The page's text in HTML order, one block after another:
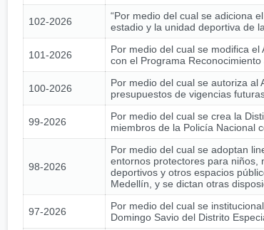
102-2026
“Por medio del cual se adiciona
estadio y la unidad deportiva de
101-2026
Por medio del cual se modifica
con el Programa
100-2026
Por medio del cual se autoriza al
presupuestos de vigencias
99-2026
Por medio del cual se crea la
miembros de la Policía Nacional
98-2026
Por medio del cual se adoptan
entornos protectores para niños,
deportivos y otros espacios
Medellín, y se dictan otras
97-2026
Por medio del cual se
Domingo Savio del Distrito